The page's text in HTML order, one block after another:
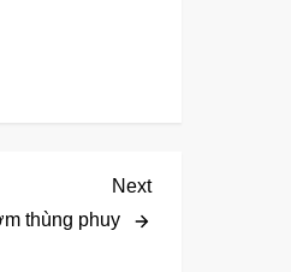
Next
Next
thùng phuy